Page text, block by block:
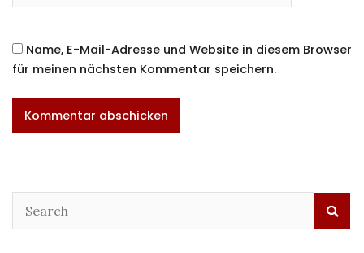
Name, E-Mail-Adresse und Website in diesem Browser
für meinen nächsten Kommentar speichern.